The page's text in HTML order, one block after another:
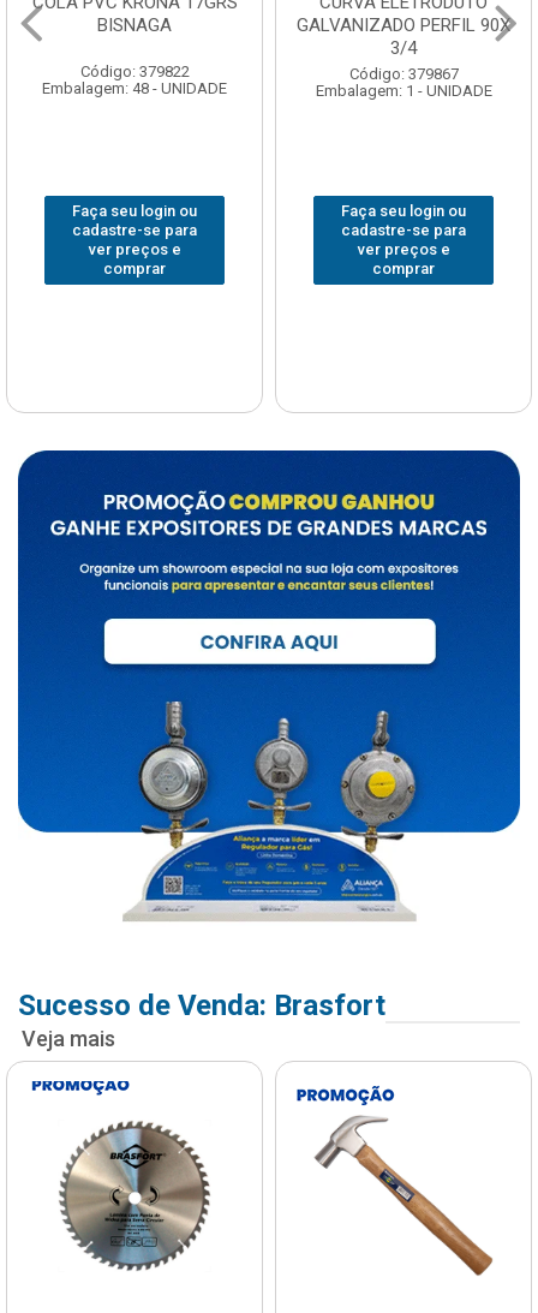
BISNAGA
Código: 379822
Embalagem: 48 - UNIDADE
Faça seu login ou
cadastre-se para
ver preços e
comprar
GALVANIZADO PERFIL 90X
3/4
Código: 379867
Embalagem: 1 - UNIDADE
Faça seu login ou
cadastre-se para
ver preços e
comprar
Sucesso de Venda: Brasfort
Veja mais